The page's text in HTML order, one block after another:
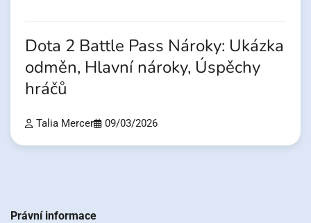
Dota 2 Battle Pass Nároky: Ukázka
odměn, Hlavní nároky, Úspěchy
hráčů
Talia Mercer 09/03/2026
Právní informace